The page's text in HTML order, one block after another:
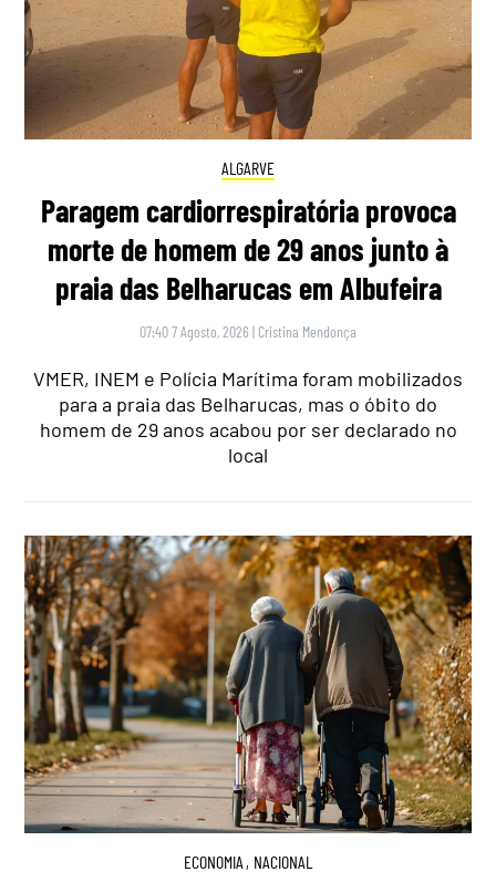
ALGARVE
Paragem cardiorrespiratória provoca
morte de homem de 29 anos junto à
praia das Belharucas em Albufeira
07:40 7 Agosto, 2026 | Cristina Mendonça
VMER, INEM e Polícia Marítima foram mobilizados
para a praia das Belharucas, mas o óbito do
homem de 29 anos acabou por ser declarado no
local
ECONOMIA , NACIONAL